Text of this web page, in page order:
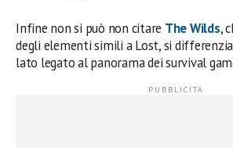
Infine non si può non citare The Wilds,
degli elementi simili a Lost, si
lato legato al panorama dei survival